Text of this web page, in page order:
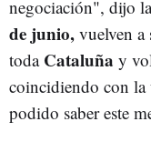
negociación", dijo
de junio, vuelven a
toda Cataluña y
coincidiendo con la
podido saber este